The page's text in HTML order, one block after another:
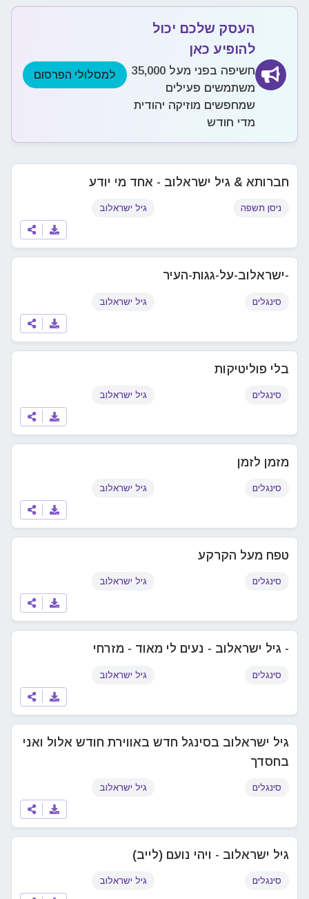
העסק שלכם יכול
להופיע כאן
חשיפה בפני מעל 35,000
משתמשים פעילים
שמחפשים מוזיקה יהודית
מדי חודש
למסלולי הפרסום
חברותא & גיל ישראלוב - אחד מי יודע
ניסן תשפה גיל ישראלוב
-ישראלוב-על-גגות-העיר
סינגלים גיל ישראלוב
בלי פוליטיקות
סינגלים גיל ישראלוב
מזמן לזמן
סינגלים גיל ישראלוב
טפח מעל הקרקע
סינגלים גיל ישראלוב
- גיל ישראלוב - נעים לי מאוד - מזרחי
סינגלים גיל ישראלוב
גיל ישראלוב בסינגל חדש באווירת חודש אלול ואני
בחסדך
סינגלים גיל ישראלוב
גיל ישראלוב - ויהי נועם (לייב)
סינגלים גיל ישראלוב